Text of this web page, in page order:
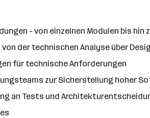
- von einzelnen Modulen bis
der technischen Analyse über
für technische Anforderungen
zur Sicherstellung hoher
an Tests und